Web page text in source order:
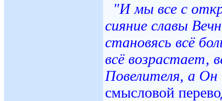
"И мы все с
сияние славы
становясь всё
всё возрастает,
Повелителя, а
смысловой